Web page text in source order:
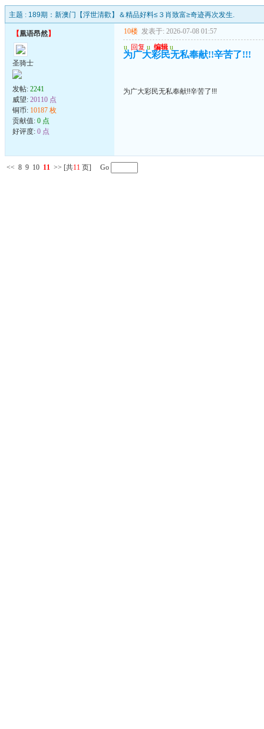
主题 : 189期：新澳门【浮世清歡】＆精品好料≤３肖致富≥奇迹再次发生.
【凰语昂然】
圣骑士
发帖: 2241
威望: 20110 点
铜币: 10187 枚
贡献值: 0 点
好评度: 0 点
10楼 发表于: 2026-07-08 01:57
u 回复 u 编辑 u
为广大彩民无私奉献!!辛苦了!!!
为广大彩民无私奉献!!辛苦了!!!
<< 8 9 10 11 >> [共11 页] Go